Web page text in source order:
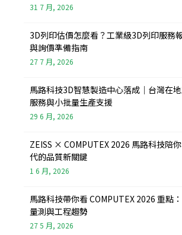
31 7 月, 2026
3D列印估價怎麼看？工業級3D列印服務
與詢價準備指南
27 7 月, 2026
馬路科技3D智慧製造中心落成｜台灣在
服務與小批量生產支援
29 6 月, 2026
ZEISS × COMPUTEX 2026 馬路科技陪
代的品質新關鍵
1 6 月, 2026
馬路科技帶你看 COMPUTEX 2026 重點
量測與工程趨勢
27 5 月, 2026